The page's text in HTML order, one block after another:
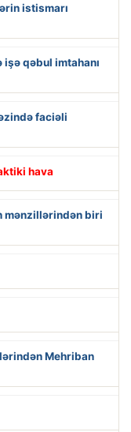
istismarı
qəbul imtahanı
faciəli
hava
mənzillərindən biri
Mehriban